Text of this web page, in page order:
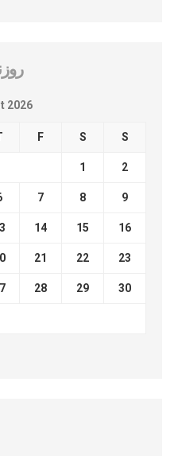
2026
F S S
1 2
7 8 9
14 15 16
21 22 23
28 29 30